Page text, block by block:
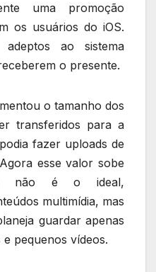
uma promoção
os usuários do iOS.
ao sistema
o presente.
o tamanho dos
transferidos para a
fazer uploads de
esse valor sobe
não é o ideal,
multimídia, mas
guardar apenas
pequenos vídeos.